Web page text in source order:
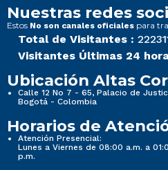
Nuestras redes
Estos No son canales oficiales para
Total de Visitantes :
Visitantes Últimas 24
Ubicación Altas
Calle 12 No 7 - 65, Palacio de
Bogotá - Colombia
Horarios de
Atención Presencial:
Lunes a Viernes de 08:00 a.m. a
p.m.